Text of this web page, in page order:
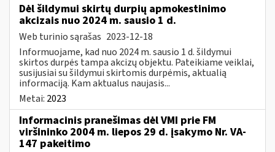
Dėl šildymui skirtų durpių apmokestinimo
akcizais nuo 2024 m. sausio 1 d.
Web turinio sąrašas 2023-12-18
Informuojame, kad nuo 2024 m. sausio 1 d. šildymui
skirtos durpės tampa akcizų objektu. Pateikiame veiklai,
susijusiai su šildymui skirtomis durpėmis, aktualią
informaciją. Kam aktualus naujasis...
Metai: 2023
Informacinis pranešimas dėl VMI prie FM
viršininko 2004 m. liepos 29 d. įsakymo Nr. VA-
147 pakeitimo